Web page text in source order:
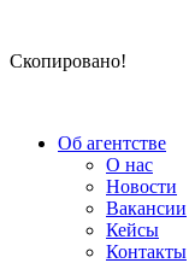
Скопировано!
Об агентстве
О нас
Новости
Вакансии
Кейсы
Контакты